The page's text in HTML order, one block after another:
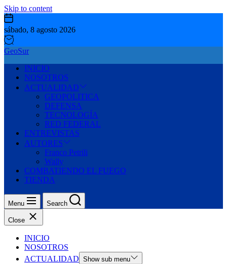
Skip to content
sábado, 8 agosto 2026
GeoSur
INICIO
NOSOTROS
ACTUALIDAD
GEOPOLITICA
DEFENSA
TECNOLOGÍA
RED FEDERAL
ENTREVISTAS
AUTORES
Franco Petrili
Wally
COMBATIENDO EL FUEGO
TIENDA
Menu Search
Close
INICIO
NOSOTROS
ACTUALIDAD Show sub menu